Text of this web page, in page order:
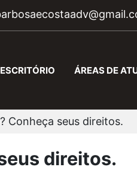
ÁREAS DE
Conheça seus direitos.
direitos.